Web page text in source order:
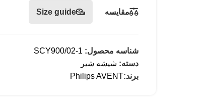
مقایسه Size guide
شناسه محصول: SCY900/02-1
دسته: شیشه شیر
برند:Philips AVENT